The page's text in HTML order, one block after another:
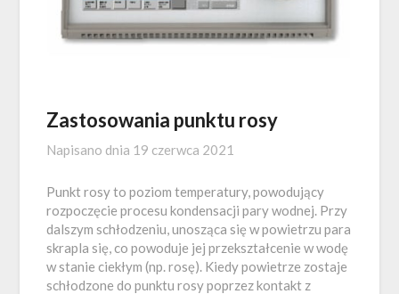
Zastosowania punktu rosy
Napisano dnia 19 czerwca 2021
Punkt rosy to poziom temperatury, powodujący
rozpoczęcie procesu kondensacji pary wodnej. Przy
dalszym schłodzeniu, unosząca się w powietrzu para
skrapla się, co powoduje jej przekształcenie w wodę
w stanie ciekłym (np. rosę). Kiedy powietrze zostaje
schłodzone do punktu rosy poprzez kontakt z